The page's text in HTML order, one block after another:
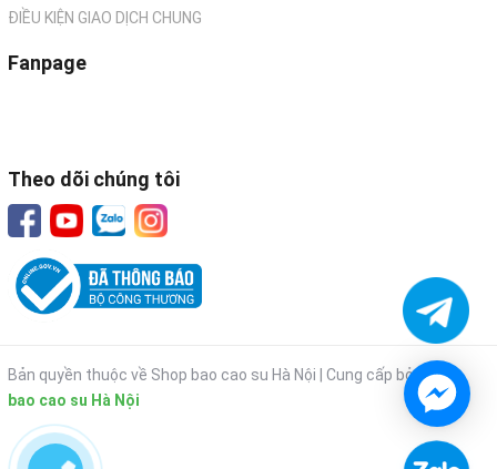
ĐIỀU KIỆN GIAO DỊCH CHUNG
Fanpage
Theo dõi chúng tôi
Bản quyền thuộc về Shop bao cao su Hà Nội | Cung cấp bởi Shop
bao cao su Hà Nội